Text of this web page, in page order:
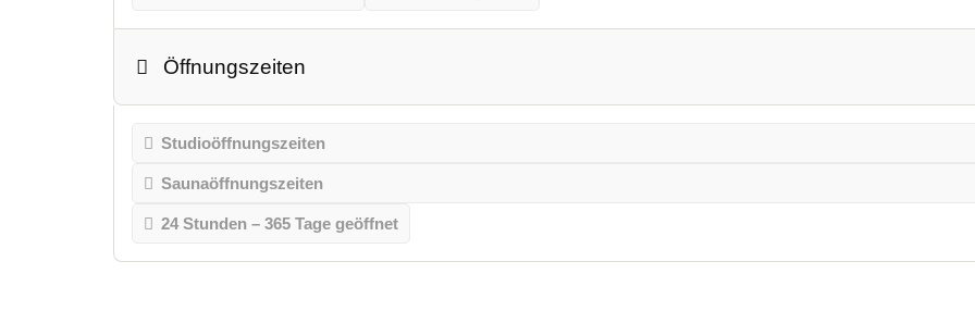
Öffnungszeiten
Studioöffnungszeiten
Saunaöffnungszeiten
24 Stunden – 365 Tage geöffnet